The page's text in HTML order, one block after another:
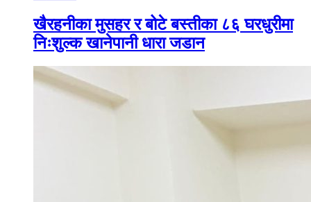
खैरहनीका मुसहर र बोटे बस्तीका ८६ घरधुरीमा
निःशुल्क खानेपानी धारा जडान